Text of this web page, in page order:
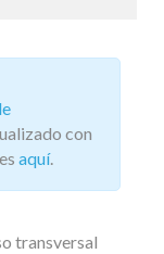
con
aquí.
transversal